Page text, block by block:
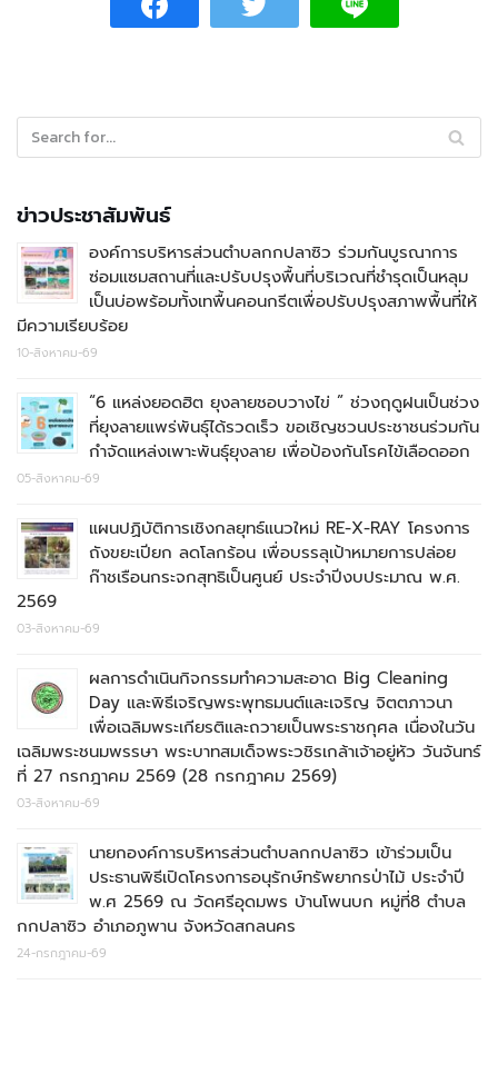
ข่าวประชาสัมพันธ์
องค์การบริหารส่วนตำบลกกปลาซิว ร่วมกันบูรณาการ
ซ่อมแซมสถานที่และปรับปรุงพื้นที่บริเวณที่ชำรุดเป็นหลุม
เป็นบ่อพร้อมทั้งเทพื้นคอนกรีตเพื่อปรับปรุงสภาพพื้นที่ให้
มีความเรียบร้อย
10-สิงหาคม-69
“6 แหล่งยอดฮิต ยุงลายชอบวางไข่ ” ช่วงฤดูฝนเป็นช่วง
ที่ยุงลายแพร่พันธุ์ได้รวดเร็ว ขอเชิญชวนประชาชนร่วมกัน
กำจัดแหล่งเพาะพันธุ์ยุงลาย เพื่อป้องกันโรคไข้เลือดออก
05-สิงหาคม-69
แผนปฏิบัติการเชิงกลยุทธ์แนวใหม่ RE-X-RAY โครงการ
ถังขยะเปียก ลดโลกร้อน เพื่อบรรลุเป้าหมายการปล่อย
ก๊าชเรือนกระจกสุทธิเป็นศูนย์ ประจำปีงบประมาณ พ.ศ.
2569
03-สิงหาคม-69
ผลการดำเนินกิจกรรมทำความสะอาด Big Cleaning
Day และพิธีเจริญพระพุทธมนต์และเจริญ จิตตภาวนา
เพื่อเฉลิมพระเกียรติและถวายเป็นพระราชกุศล เนื่องในวัน
เฉลิมพระชนมพรรษา พระบาทสมเด็จพระวชิรเกล้าเจ้าอยู่หัว วันจันทร์
ที่ 27 กรกฎาคม 2569 (28 กรกฎาคม 2569)
03-สิงหาคม-69
นายกองค์การบริหารส่วนตำบลกกปลาซิว เข้าร่วมเป็น
ประธานพิธีเปิดโครงการอนุรักษ์ทรัพยากรป่าไม้ ประจำปี
พ.ศ 2569 ณ วัดศรีอุดมพร บ้านโพนบก หมู่ที่8 ตำบล
กกปลาซิว อำเภอภูพาน จังหวัดสกลนคร
24-กรกฎาคม-69